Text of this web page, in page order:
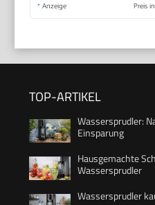
* Anzeige Preis
TOP-ARTIKEL
Wassersprudler:
Einsparung
Hausgemachte
Wassersprudler
Wassersprudler